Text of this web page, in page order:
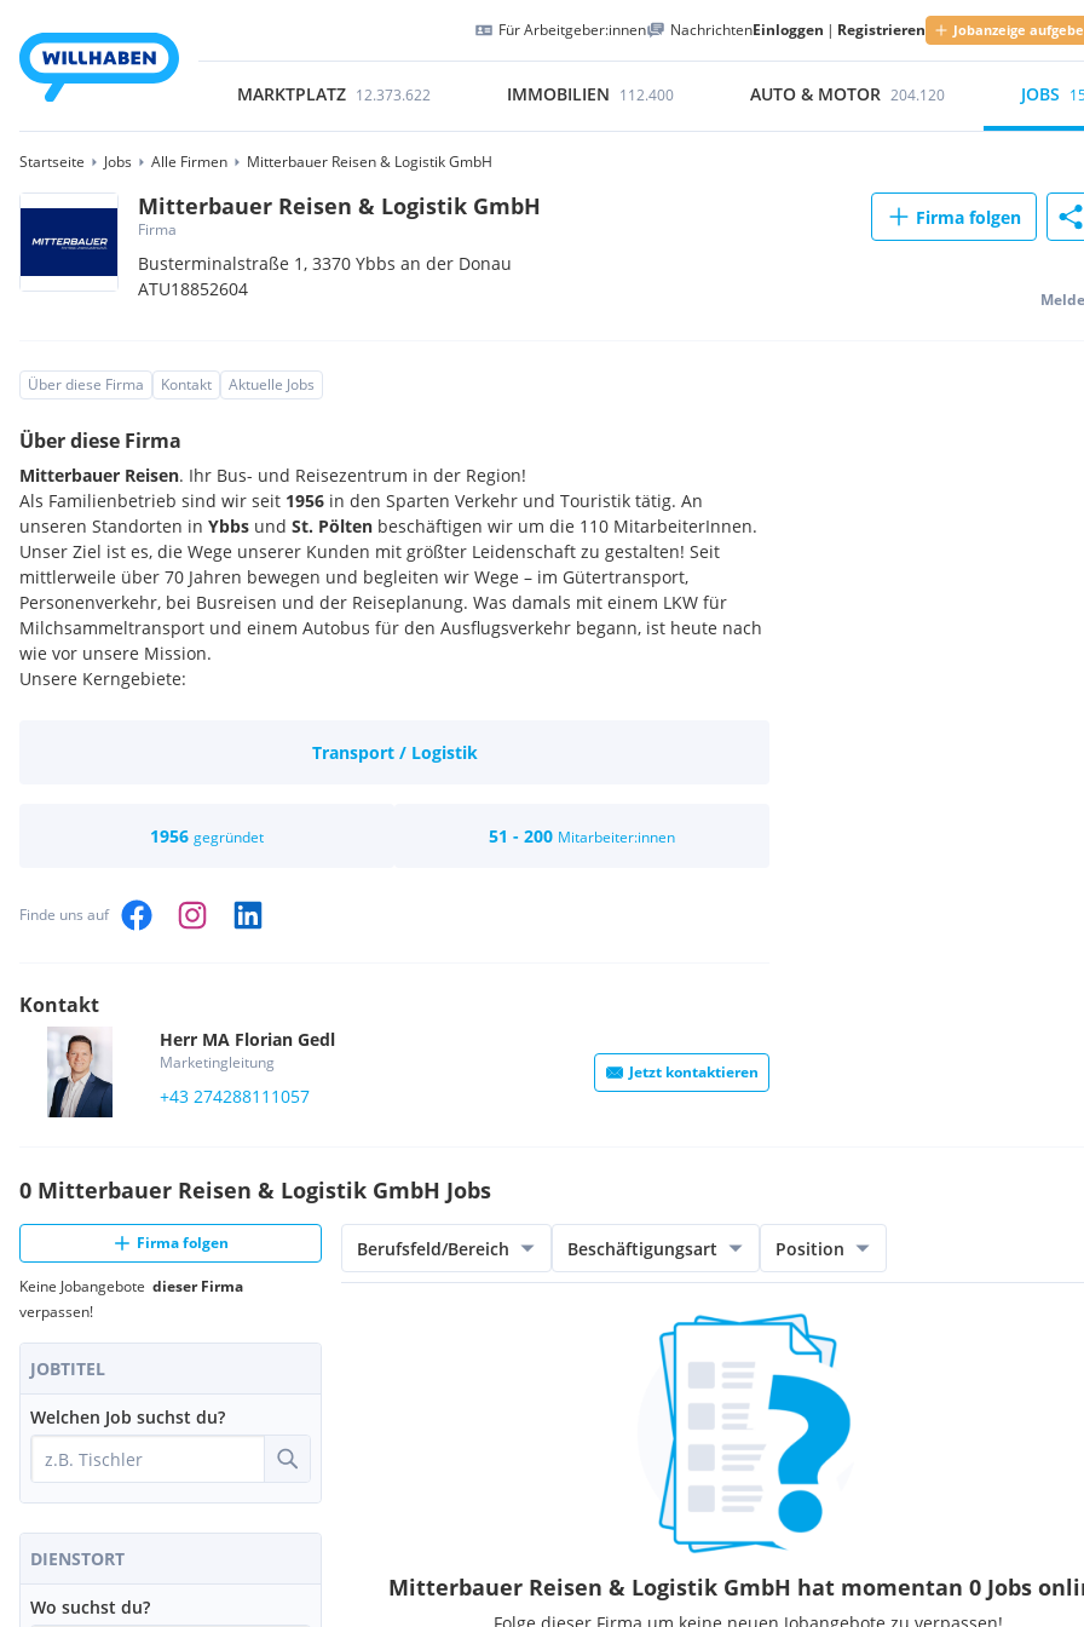
Für Arbeitgeber:innen NachrichtenEinloggen | Registrieren Jobanzeige
MARKTPLATZ 12.373.622 IMMOBILIEN 112.400 AUTO & MOTOR 204.120 JOBS
Startseite Jobs Alle Firmen Mitterbauer Reisen & Logistik GmbH
Mitterbauer Reisen & Logistik GmbH
Firma
Busterminalstraße 1,3370Ybbs an der Donau
ATU18852604
Firma folgen
Über diese Firma Kontakt Aktuelle Jobs
Über diese Firma
Mitterbauer Reisen. Ihr Bus- und Reisezentrum in der Region!
Als Familienbetrieb sind wir seit 1956 in den Sparten Verkehr und Touristik tätig. An
unseren Standorten in Ybbs und St. Pölten beschäftigen wir um die 110 MitarbeiterInnen.
Unser Ziel ist es, die Wege unserer Kunden mit größter Leidenschaft zu gestalten! Seit
mittlerweile über 70 Jahren bewegen und begleiten wir Wege – im Gütertransport,
Personenverkehr, bei Busreisen und der Reiseplanung. Was damals mit einem LKW für
Milchsammeltransport und einem Autobus für den Ausflugsverkehr begann, ist heute nach
wie vor unsere Mission.
Unsere Kerngebiete:
Ihre Wege. Unsere Leidenschaft.
Transport / Logistik
1956 gegründet 51 - 200 Mitarbeiter:innen
Finde uns auf
Kontakt
Herr MA Florian Gedl
Marketingleitung
+43 274288111057
Jetzt kontaktieren
0 Mitterbauer Reisen & Logistik GmbH Jobs
Firma folgen
Keine Jobangebote dieser Firma
verpassen!
JOBTITEL
Welchen Job suchst du?
DIENSTORT
Wo suchst du?
Berufsfeld/Bereich Beschäftigungsart Position
Mitterbauer Reisen & Logistik GmbH hat momentan 0 Jobs